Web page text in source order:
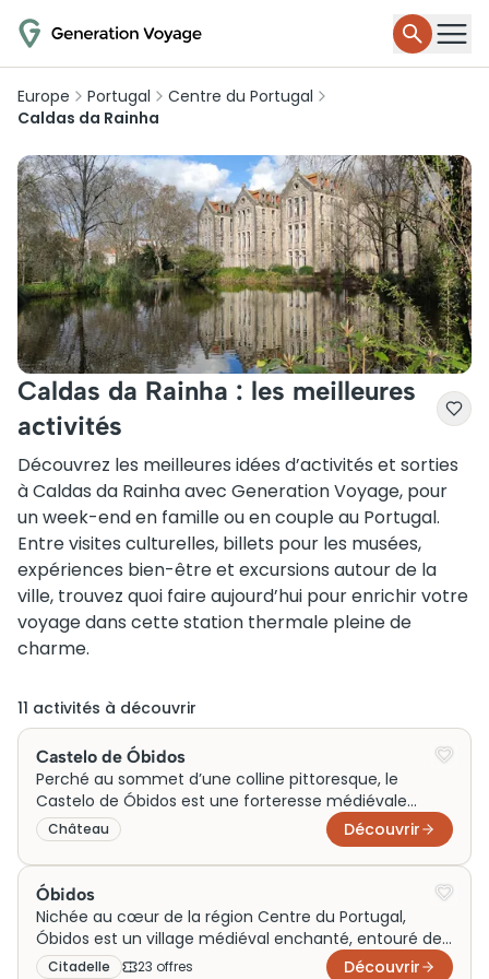
Europe Portugal
Centre du Portugal
Caldas da Rainha
Caldas da Rainha : les meilleures
activités
Découvrez les meilleures idées d’activités et sorties
à Caldas da Rainha avec Generation Voyage, pour
un week-end en famille ou en couple au Portugal.
Entre visites culturelles, billets pour les musées,
expériences bien-être et excursions autour de la
ville, trouvez quoi faire aujourd’hui pour enrichir votre
voyage dans cette station thermale pleine de
charme.
11 activités à découvrir
Castelo de Óbidos
Perché au sommet d’une colline pittoresque, le
Castelo de Óbidos est une forteresse médiévale
impressionnante avec des origines remontant au IXe
siècle. Ce monument emblématique offre un aperçu
fascinant de l’histoire portugaise, ayant joué un rôle
stratégique dans la défense du territoire. Ses
majestueuses murailles en pierre entourent un village
charmant, tandis qu’une partie du château a été
ingénieusement transformée en hébergement
Château Découvrir
Óbidos
Nichée au cœur de la région Centre du Portugal,
Óbidos est un village médiéval enchanté, entouré de
remparts pittoresques. Réputé pour ses ruelles pavées
Citadelle 23 offres Découvrir